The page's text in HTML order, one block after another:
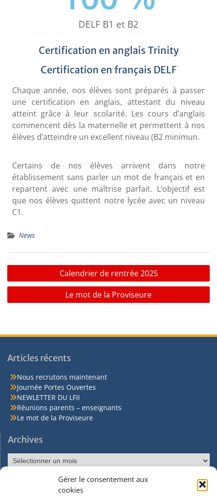
Gérer le consentement aux
cookies
DELF B1 et B2
Certification en anglais Trinity
Certification en français DELF
Chaque année, nos élèves sont préparés à passer
une certification en anglais, attestant du niveau
atteint grâce à leur scolarité. Les cours d’anglais
commencent dès la maternelle et permettent à nos
élèves d’atteindre un excellent niveau (B2 minimun.
Certains de nos élèves arrivent dans notre
établissement sans parler un mot de français et en
repartent avec une maîtrise parfait. L’objectif est
que nos élèves quittent notre lycée avec un niveau
C1.
News
Calendrier de rentrée 2025
Le mot de la Proviseure
Articles récents
Nous recrutons maintenant
Journée Portes Ouvertes
NEWLETTER DU LFII
Réunions parents – enseignants
Le mot de la Proviseure
Archives
Réseaux sociaux